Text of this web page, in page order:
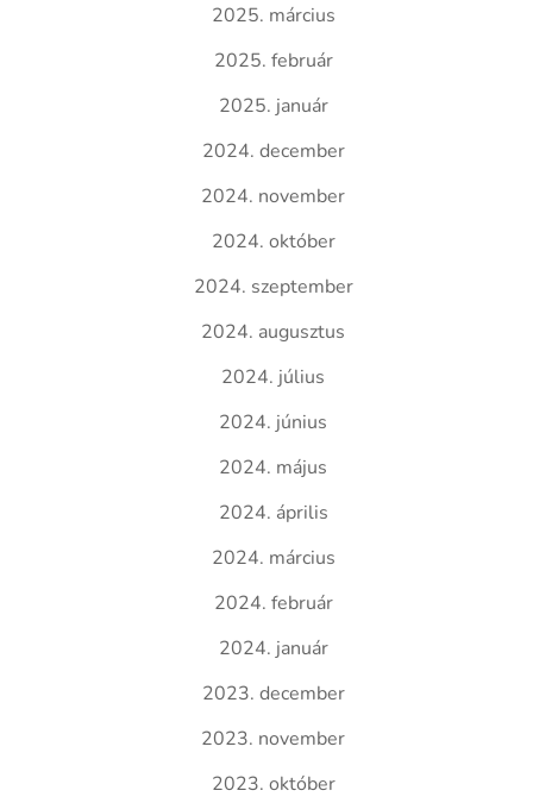
2025. március
2025. február
2025. január
2024. december
2024. november
2024. október
2024. szeptember
2024. augusztus
2024. július
2024. június
2024. május
2024. április
2024. március
2024. február
2024. január
2023. december
2023. november
2023. október